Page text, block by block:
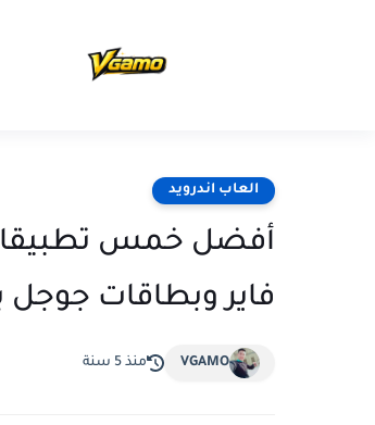
العاب اندرويد
أفضل خمس
فاير وبطاقات جوجل
VGAMO منذ 5 سنة